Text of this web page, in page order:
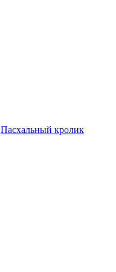
Пасхальный кролик